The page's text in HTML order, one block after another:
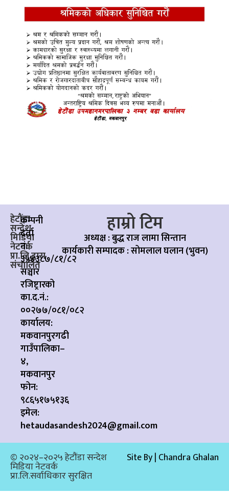
हेटौंडा
सन्देश
मिडिया
नेटवर्क
प्रा.लि.द्वारा
संचालित
कम्पनी
दर्ता
नं:
३५४३८७/८१/८२
सञ्चार
रजिष्ट्रारको
का.द.नं.:
००२७७/०८१/०८२
कार्यालय:
मकवानपुरगढी
गाउँपालिका–
४,
मकवानपुर
फोन:
९८६५१७५१३६
इमेल:
hetaudasandesh2024@gmail.com
हाम्रो टिम
अध्यक्ष : बुद्ध राज लामा सिन्तान
कार्यकारी सम्पादक :सोमलाल घलान (भुवन)
© २०२४–२०२५ हेटौंडा सन्देश
मिडिया नेटवर्क
प्रा.लि.सर्वाधिकार सुरक्षित​
Site By | Chandra Ghalan